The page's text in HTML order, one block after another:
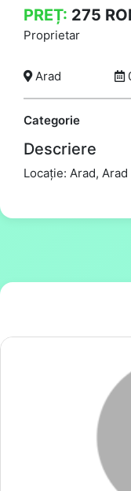
PREȚ: 275
Proprietar
Arad
Categorie
Descriere
Locație: Arad, Arad